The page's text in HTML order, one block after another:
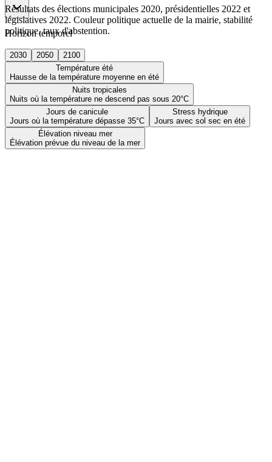
Horizon temporel
2030 2050
2100
Température été
Hausse de la température moyenne en été
Nuits tropicales
Nuits où la température ne descend pas sous 20°C
Jours de canicule
Jours où la température dépasse 35°C
Stress hydrique
Jours avec sol sec en été
Élévation niveau mer
Élévation prévue du niveau de la mer
Résultats des élections municipales 2020, présidentielles 2022 et
législatives 2022. Couleur politique actuelle de la mairie, stabilité
politique, taux d'abstention.